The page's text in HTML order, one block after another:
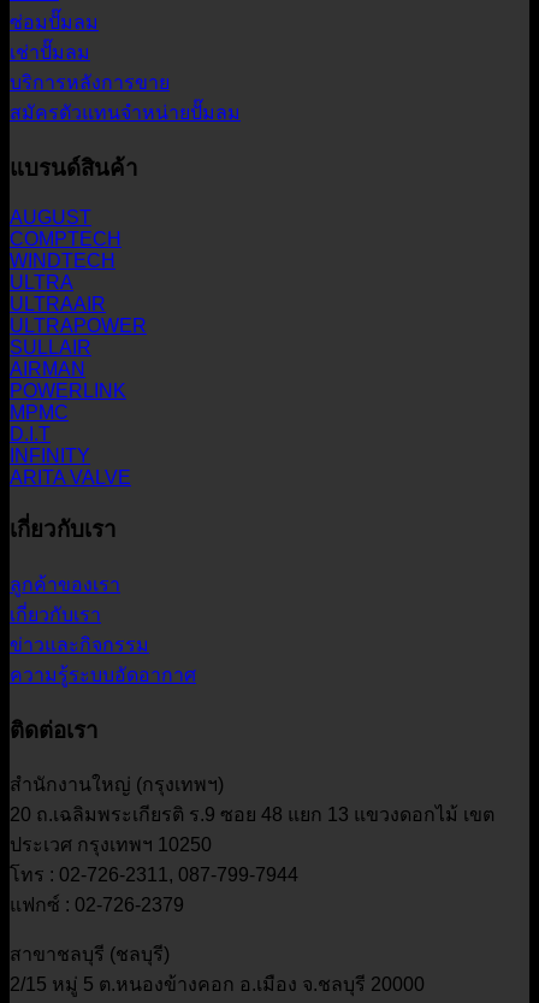
ซ่อมปั๊มลม
เช่าปั๊มลม
บริการหลังการขาย
สมัครตัวแทนจำหน่ายปั๊มลม
แบรนด์สินค้า
AUGUST
COMPTECH
WINDTECH
ULTRA
ULTRAAIR
ULTRAPOWER
SULLAIR
AIRMAN
POWERLINK
MPMC
D.I.T
INFINITY
ARITA VALVE
เกี่ยวกับเรา
ลูกค้าของเรา
เกี่ยวกับเรา
ข่าวและกิจกรรม
ความรู้ระบบอัดอากาศ
ติดต่อเรา
สำนักงานใหญ่ (กรุงเทพฯ)
20 ถ.เฉลิมพระเกียรติ ร.9 ซอย 48 แยก 13 แขวงดอกไม้ เขต
ประเวศ กรุงเทพฯ 10250
โทร : 02-726-2311, 087-799-7944
แฟกซ์ : 02-726-2379
สาขาชลบุรี (ชลบุรี)
2/15 หมู่ 5 ต.หนองข้างคอก อ.เมือง จ.ชลบุรี 20000